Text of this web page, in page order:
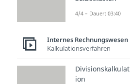
4/4 – Dauer: 03:40
Internes Rechnungswesen
Kalkulationsverfahren
Divisionskalkulat
ion